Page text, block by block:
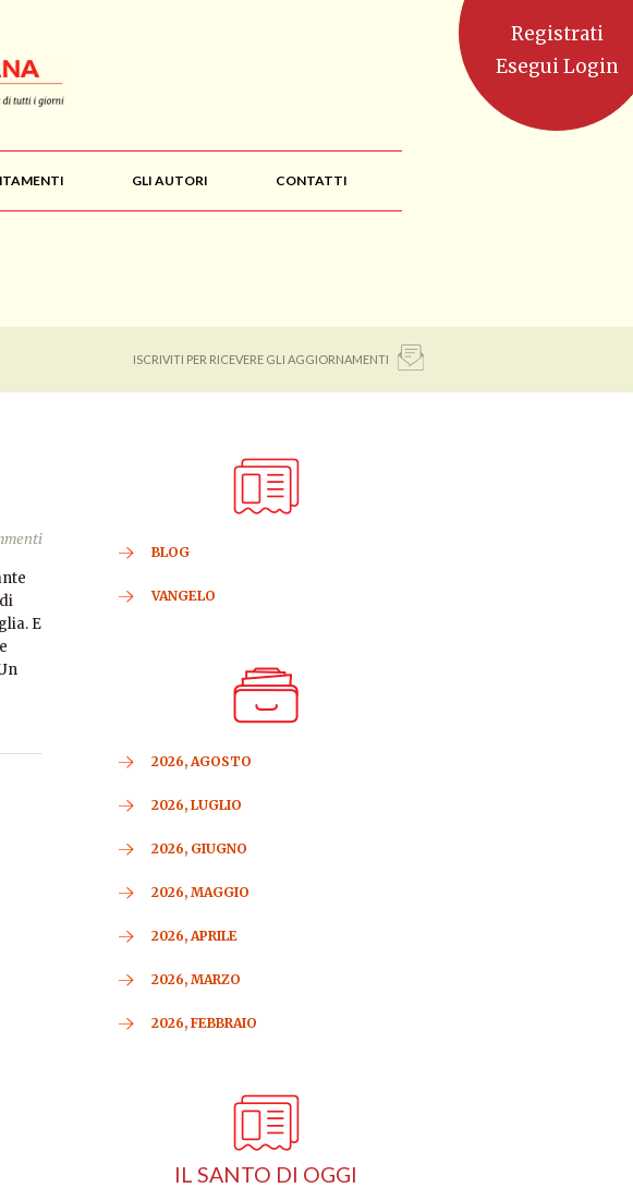
GLI AUTORI CONTATTI
ISCRIVITI PER RICEVERE GLI AGGIORNAMENTI
E
BLOG
VANGELO
2026, AGOSTO
2026, LUGLIO
2026, GIUGNO
2026, MAGGIO
2026, APRILE
2026, MARZO
2026, FEBBRAIO
IL SANTO DI OGGI
Registrati
Esegui Login